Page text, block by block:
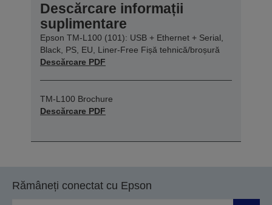
Descărcare informații
suplimentare
Epson TM-L100 (101): USB + Ethernet + Serial,
Black, PS, EU, Liner-Free Fișă tehnică/broșură
Descărcare PDF
TM-L100 Brochure
Descărcare PDF
Rămâneți conectat cu Epson